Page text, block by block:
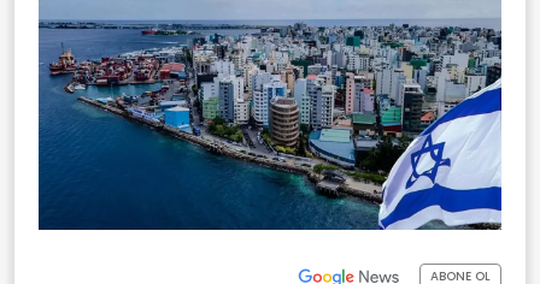
ABONE OL